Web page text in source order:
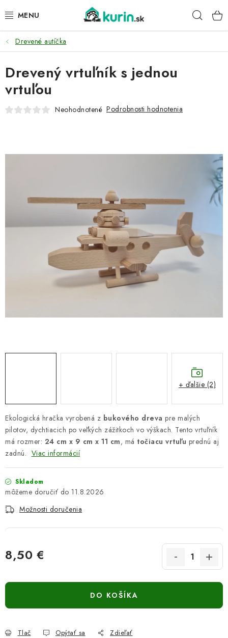
na
PRE HYDINU
PRE PSY
PRE ZAJACE
PRE VTÁKY
DARČEKOVÝ POUKAZ
Náš príbeh od začiatku Kontakt
Hodnotenie obchodu
Obchodné podmienky
Vrátenie, výmena tovaru
Pravidlá súťaží na Facebooku
Drevené autíčka
Ekologická hračka vyrobená z bukového dreva pre malých
pilotov, dychtiacich po veľkých zážitkoch vo výškach. Tento vrtuľník
má rozmer: 24 cm x 9 cm x 11 cm, má točiacu vrtuľu prednú aj
zadnú. Viac informácií
Skladom
11.8.2026
Možnosti doručenia
8,50 €
DO KOŠÍKA
Tlač Opýtať sa Zdieľať
Drevený vrtuľník s jednou
vrtuľou
Neohodnotené Podrobnosti hodnotenia
+ ďalšie (2)